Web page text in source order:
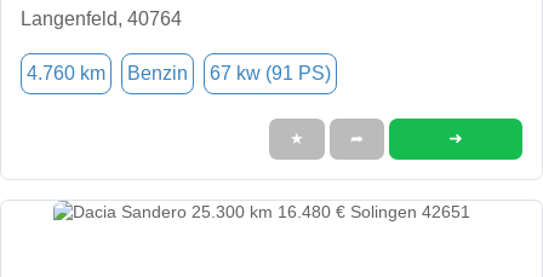
Langenfeld, 40764
4.760 km Benzin 67 kw (91 PS)
★ ➦ ➜